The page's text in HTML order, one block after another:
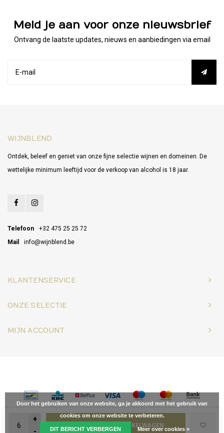
+
TOEVOEGEN AAN WINKELWAGEN
Meld je aan voor onze nieuwsbrief
Ontvang de laatste updates, nieuws en aanbiedingen via email
WIJNBLEND
Ontdek, beleef en geniet van onze fijne selectie wijnen en domeinen. De
wettelijke minimum leeftijd voor de verkoop van alcohol is 18 jaar.
Telefoon
+32 475 25 25 72
Mail
info@wijnblend.be
KLANTENSERVICE
ONZE SELECTIE
MIJN ACCOUNT
Door het gebruiken van onze website, ga je akkoord met het gebruik van
cookies om onze website te verbeteren.
DIT BERICHT VERBERGEN Meer over cookies »